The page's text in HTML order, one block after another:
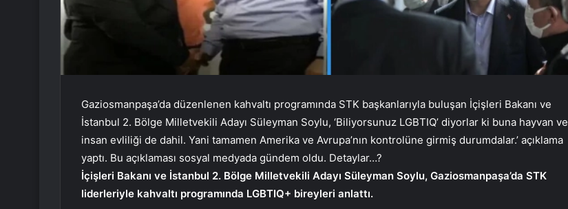
Gaziosmanpaşa’da düzenlenen kahvaltı programında STK başkanlarıyla buluşan İçişleri Bakanı ve
İstanbul 2. Bölge Milletvekili Adayı Süleyman Soylu, ‘Biliyorsunuz LGBTIQ’ diyorlar ki buna hayvan ve
insan evliliği de dahil. Yani tamamen Amerika ve Avrupa’nın kontrolüne girmiş durumdalar.’ açıklama
yaptı. Bu açıklaması sosyal medyada gündem oldu. Detaylar…?
İçişleri Bakanı ve İstanbul 2. Bölge Milletvekili Adayı Süleyman Soylu, Gaziosmanpaşa’da STK
liderleriyle kahvaltı programında LGBTIQ+ bireyleri anlattı.